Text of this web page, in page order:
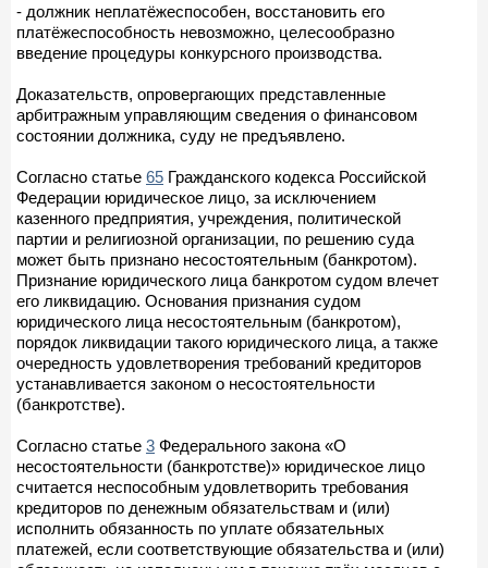
- должник неплатёжеспособен, восстановить его
платёжеспособность невозможно, целесообразно
введение процедуры конкурсного производства.
Доказательств, опровергающих представленные
арбитражным управляющим сведения о финансовом
состоянии должника, суду не предъявлено.
Согласно статье 65 Гражданского кодекса Российской
Федерации юридическое лицо, за исключением
казенного предприятия, учреждения, политической
партии и религиозной организации, по решению суда
может быть признано несостоятельным (банкротом).
Признание юридического лица банкротом судом влечет
его ликвидацию. Основания признания судом
юридического лица несостоятельным (банкротом),
порядок ликвидации такого юридического лица, а также
очередность удовлетворения требований кредиторов
устанавливается законом о несостоятельности
(банкротстве).
Согласно статье 3 Федерального закона «О
несостоятельности (банкротстве)» юридическое лицо
считается неспособным удовлетворить требования
кредиторов по денежным обязательствам и (или)
исполнить обязанность по уплате обязательных
платежей, если соответствующие обязательства и (или)